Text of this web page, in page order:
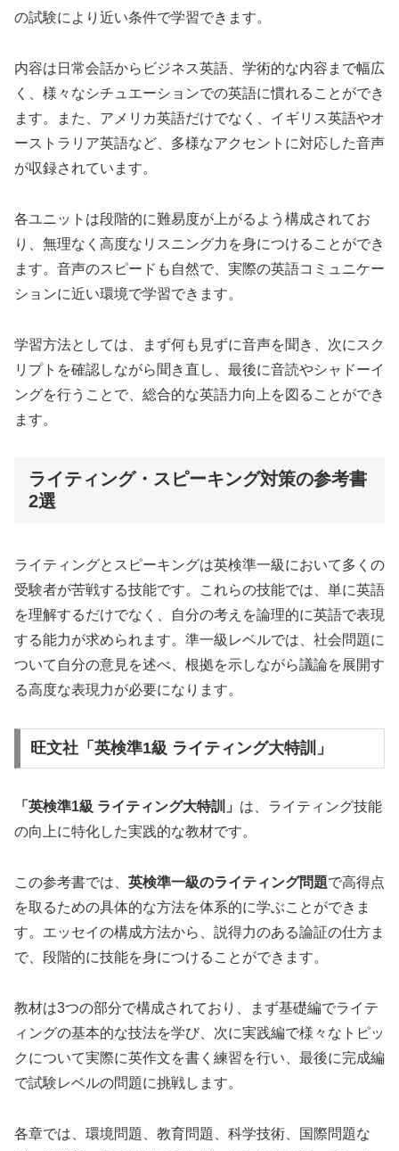
の試験により近い条件で学習できます。
内容は日常会話からビジネス英語、学術的な内容まで幅広
く、様々なシチュエーションでの英語に慣れることができ
ます。また、アメリカ英語だけでなく、イギリス英語やオ
ーストラリア英語など、多様なアクセントに対応した音声
が収録されています。
各ユニットは段階的に難易度が上がるよう構成されてお
り、無理なく高度なリスニング力を身につけることができ
ます。音声のスピードも自然で、実際の英語コミュニケー
ションに近い環境で学習できます。
学習方法としては、まず何も見ずに音声を聞き、次にスク
リプトを確認しながら聞き直し、最後に音読やシャドーイ
ングを行うことで、総合的な英語力向上を図ることができ
ます。
ライティング・スピーキング対策の参考書
2選
ライティングとスピーキングは英検準一級において多くの
受験者が苦戦する技能です。これらの技能では、単に英語
を理解するだけでなく、自分の考えを論理的に英語で表現
する能力が求められます。準一級レベルでは、社会問題に
ついて自分の意見を述べ、根拠を示しながら議論を展開す
る高度な表現力が必要になります。
旺文社「英検準1級 ライティング大特訓」
「英検準1級 ライティング大特訓」 は、ライティング技能
の向上に特化した実践的な教材です。
この参考書では、 英検準一級のライティング問題で高得点
を取るための具体的な方法を体系的に学ぶことができま
す。エッセイの構成方法から、説得力のある論証の仕方ま
で、段階的に技能を身につけることができます。
教材は3つの部分で構成されており、まず基礎編でライテ
ィングの基本的な技法を学び、次に実践編で様々なトピッ
クについて実際に英作文を書く練習を行い、最後に完成編
で試験レベルの問題に挑戦します。
各章では、環境問題、教育問題、科学技術、国際問題な